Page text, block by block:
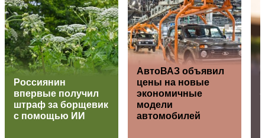
Россиянин
впервые получил
штраф за борщевик
с помощью ИИ
АвтоВАЗ объявил
цены на новые
экономичные
модели
автомобилей